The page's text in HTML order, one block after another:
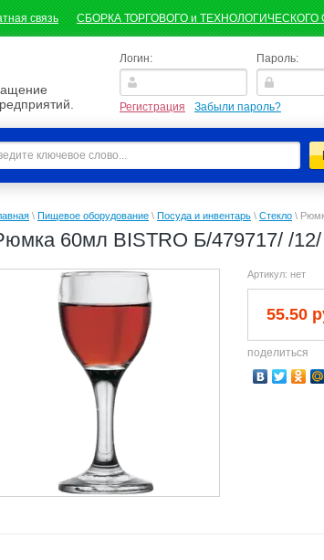
связь СБОРКА ТОРГОВОГО и
Логин: Пароль:
Регистрация Забыли пароль?
\ Пищевое оборудование \ Посуда и инвентарь \ Стекло \
60мл BISTRO Б/479717/ /12/
Артикул: нет
55.50
поделиться